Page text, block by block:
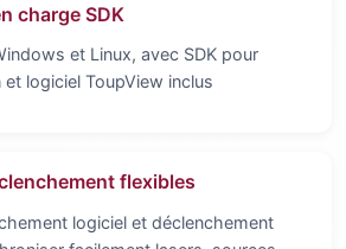
charge SDK
et Linux, avec SDK pour
logiciel ToupView inclus
flexibles
logiciel et déclenchement